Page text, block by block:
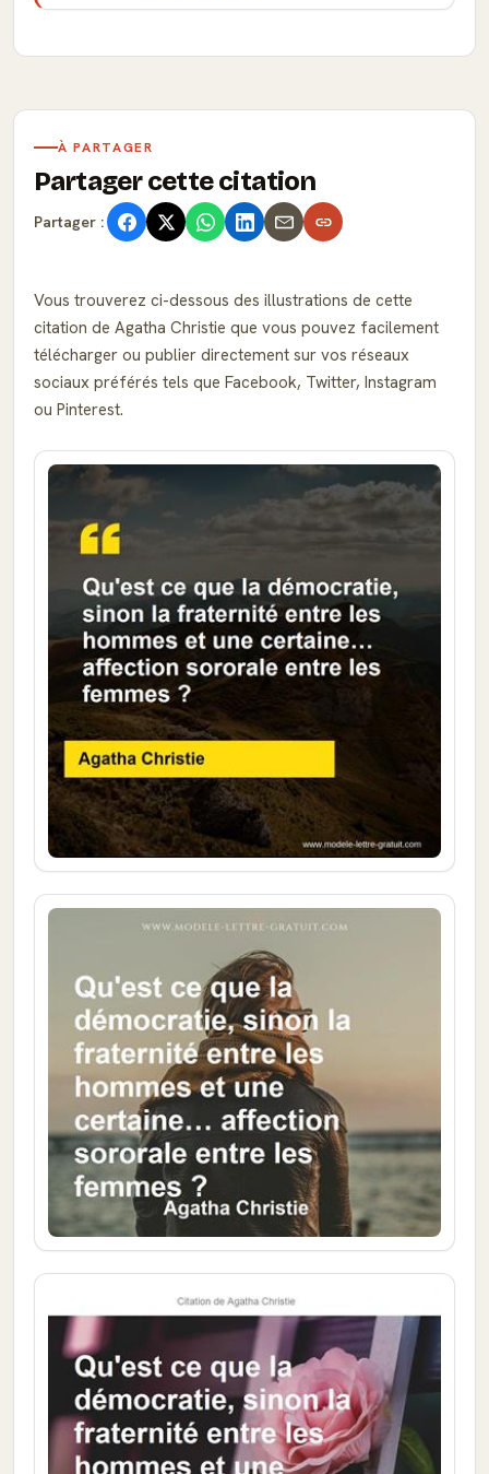
À PARTAGER
Partager cette citation
Partager :
Vous trouverez ci-dessous des illustrations de cette
citation de Agatha Christie que vous pouvez facilement
télécharger ou publier directement sur vos réseaux
sociaux préférés tels que Facebook, Twitter, Instagram
ou Pinterest.